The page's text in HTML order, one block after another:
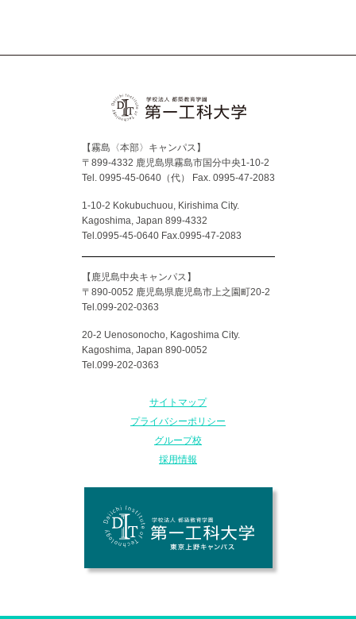
【霧島〈本部〉キャンパス】
〒899-4332 鹿児島県霧島市国分中央1-10-2
Tel. 0995-45-0640（代）
Fax. 0995-47-2083
1-10-2 Kokubuchuou, Kirishima City.
Kagoshima, Japan 899-4332
Tel.0995-45-0640 Fax.0995-47-2083
【鹿児島中央キャンパス】
〒890-0052 鹿児島県鹿児島市上之園町20-2
Tel.099-202-0363
20-2 Uenosonocho, Kagoshima City.
Kagoshima, Japan 890-0052
Tel.099-202-0363
サイトマップ
プライバシーポリシー
グループ校
採用情報